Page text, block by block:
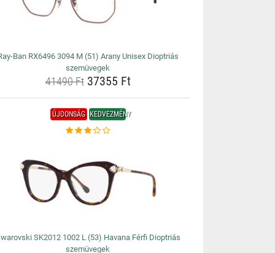
Ban RX6496 3094 M (51) Arany Unisex Dioptriás
szemüvegek
41490 Ft37355 Ft
ÚJDONSÁG KEDVEZMÉNY
SK2012 1002 L (53) Havana Férfi Dioptriás
szemüvegek